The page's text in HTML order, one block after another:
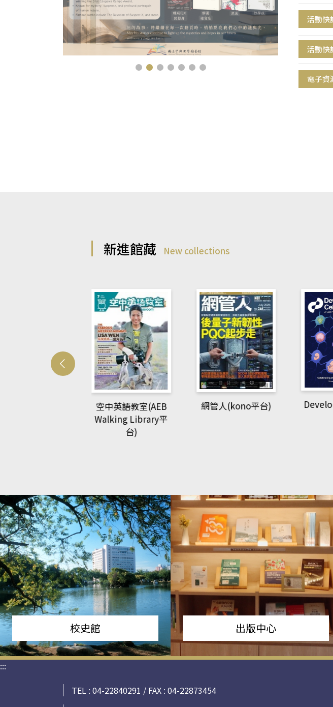
活動快
活動快
電子資
新進館藏 New collections
網管人(kono平台) Developmetal cell
校史館 出版中心
:::
TEL : 04-22840291 / FAX : 04-22873454